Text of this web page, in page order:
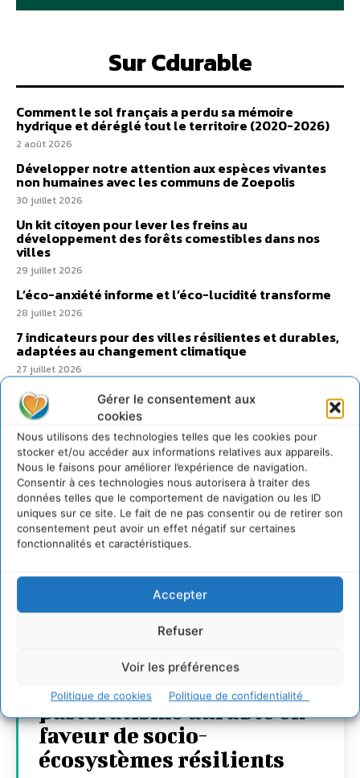
Gérer le consentement aux
cookies
Nous utilisons des technologies telles que les cookies pour
stocker et/ou accéder aux informations relatives aux appareils.
Nous le faisons pour améliorer l’expérience de navigation.
Consentir à ces technologies nous autorisera à traiter des
données telles que le comportement de navigation ou les ID
uniques sur ce site. Le fait de ne pas consentir ou de retirer son
consentement peut avoir un effet négatif sur certaines
fonctionnalités et caractéristiques.
Accepter
Refuser
Voir les préférences
Politique de cookies Politique de confidentialité
Sur Cdurable
Comment le sol français a perdu sa mémoire
hydrique et déréglé tout le territoire (2020-2026)
2 août 2026
Développer notre attention aux espèces vivantes
non humaines avec les communs de Zoepolis
30 juillet 2026
Un kit citoyen pour lever les freins au
développement des forêts comestibles dans nos
villes
29 juillet 2026
L’éco-anxiété informe et l’éco-lucidité transforme
28 juillet 2026
7 indicateurs pour des villes résilientes et durables,
adaptées au changement climatique
27 juillet 2026
Soutenir un
pastoralisme durable en
faveur de socio-
écosystèmes résilients